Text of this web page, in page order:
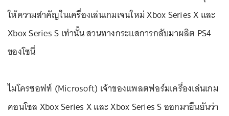
ให้ความสำคัญในเครื่องเล่นเกมเจนใหม่ Xbox Series X และ
Xbox Series S เท่านั้น สวนทางกระแสการกลับมาผลิต PS4
ของโซนี่
ไมโครซอฟท์ (Microsoft) เจ้าของแพลตฟอร์มเครื่องเล่นเกม
คอนโซล Xbox Series X และ Xbox Series S ออกมายืนยันว่า